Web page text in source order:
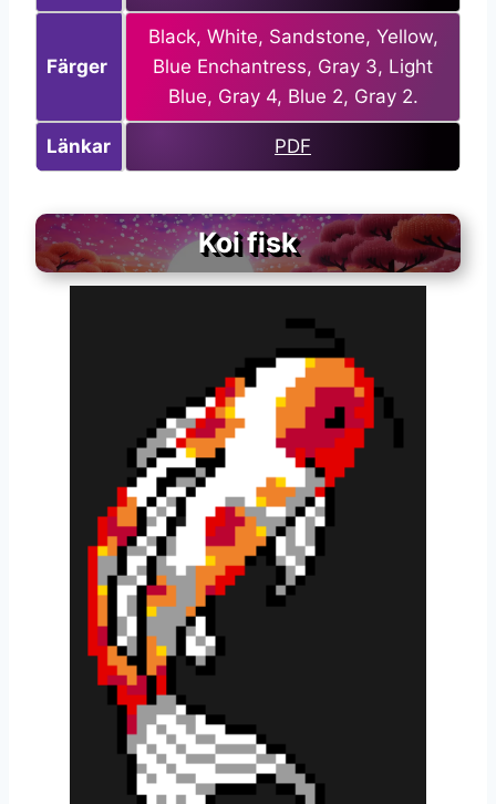
Färger
Black, White, Sandstone, Yellow,
Blue Enchantress, Gray 3, Light
Blue, Gray 4, Blue 2, Gray 2.
Länkar PDF
Koi fisk